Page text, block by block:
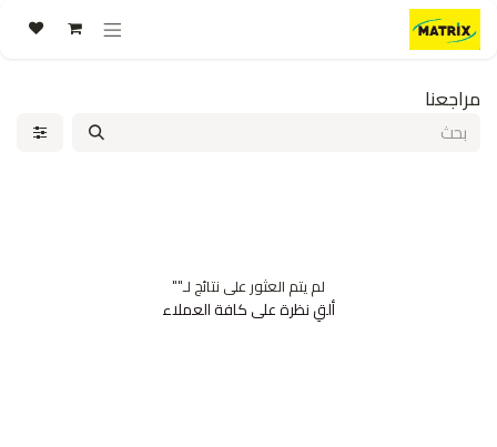
تخطي للذهاب إلى المحتوى
مراجعنا
لم يتم العثور على نتائج لـ""
ألقِ نظرة على كافة العملاء